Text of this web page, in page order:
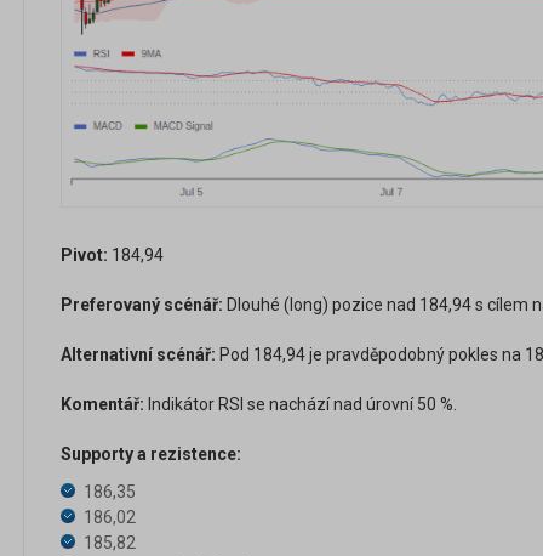
Pivot: 184,94
Preferovaný scénář: Dlouhé (long) pozice nad 184,94 s cílem
Alternativní scénář: Pod 184,94 je pravděpodobný pokles na
Komentář: Indikátor RSI se nachází nad úrovní 50 %.
Supporty a rezistence:
186,35
186,02
185,82